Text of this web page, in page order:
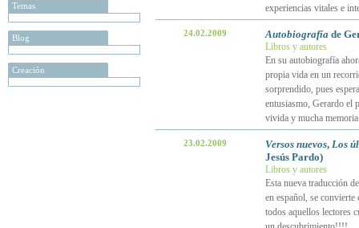
Temas
Blog
Creación
experiencias vitales e
24.02.2009 Autobiografía de
Libros y autores
En su autobiografía
propia vida en un
sorprendido, pues
entusiasmo, Gerardo el
vivida y mucha
23.02.2009 Versos nuevos, Los
Jesús Pardo)
Libros y autores
Esta nueva traducción
en español, se
todos aquellos lectores